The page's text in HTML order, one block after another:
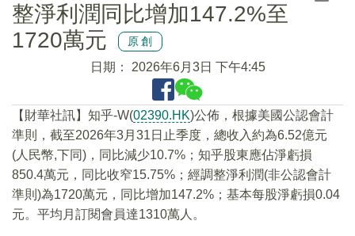
整淨利潤同比增加147.2%至
1720萬元
原創
日期： 2026年6月3日 下午4:45
​【財華社訊】知乎-W(02390.HK)公佈，根據美國公認會計
準則，截至2026年3月31日止季度，總收入約為6.52億元
(人民幣,下同)，同比減少10.7%；知乎股東應佔淨虧損
850.4萬元，同比收窄15.75%；經調整淨利潤(非公認會計
準則)為1720萬元，同比增加147.2%；基本每股淨虧損0.04
元。平均月訂閱會員達1310萬人。